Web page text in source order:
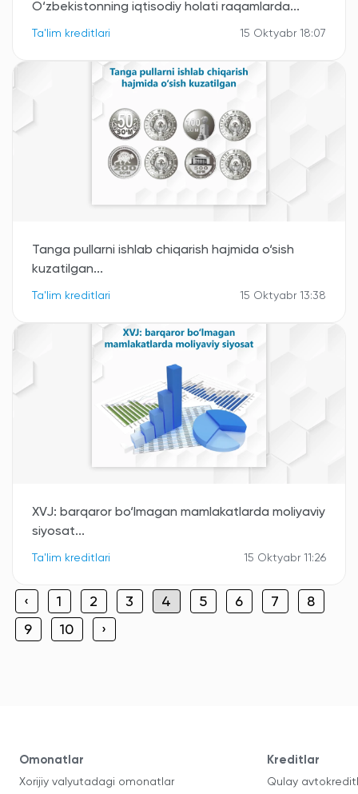
O‘zbekistonning iqtisodiy holati raqamlarda...
Ta'lim kreditlari 15 Oktyabr 18:07
Tanga pullarni ishlab chiqarish hajmida o‘sish
kuzatilgan...
Ta'lim kreditlari 15 Oktyabr 13:38
XVJ: barqaror bo‘lmagan mamlakatlarda moliyaviy
siyosat...
Ta'lim kreditlari 15 Oktyabr 11:26
‹ 1 2 3 4 5 6 7
8
9
10 ›
Omonatlar
Xorijiy valyutadagi omonatlar
Kreditlar
Qulay